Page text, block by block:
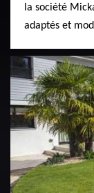
la société
adaptés et